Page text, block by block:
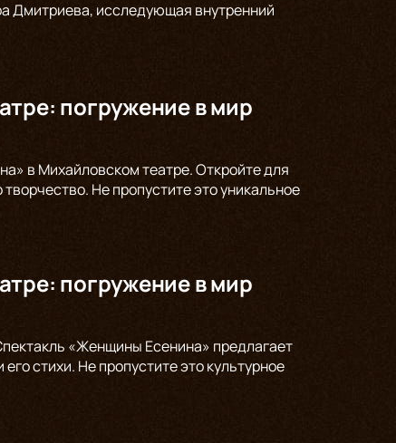
Дмитриева, исследующая внутренний
погружение в мир
в Михайловском театре. Откройте для
Не пропустите это уникальное
погружение в мир
«Женщины Есенина» предлагает
стихи. Не пропустите это культурное